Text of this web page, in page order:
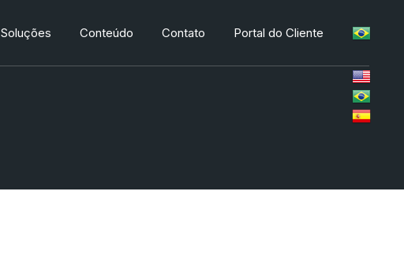
Soluções Conteúdo Contato Portal do Cliente